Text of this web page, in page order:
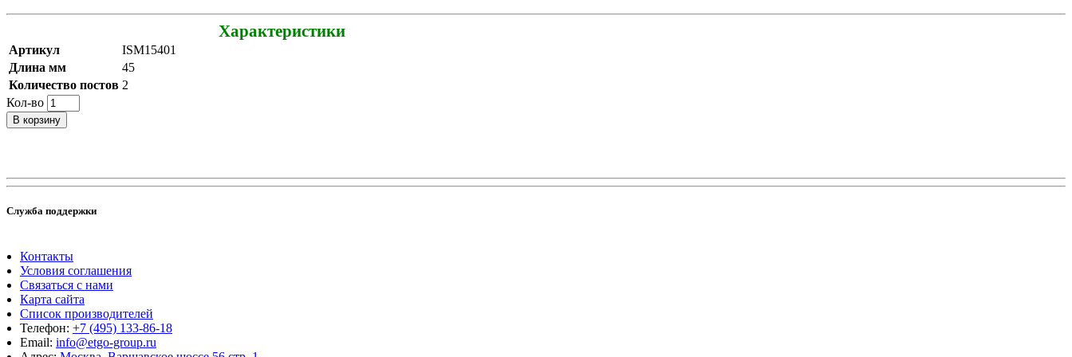
Характеристики
Артикул
ISM15401
Длина мм
45
Количество постов 2
Кол-во
В корзину
Служба поддержки
Контакты
Условия соглашения
Связаться с нами
Карта сайта
Список производителей
Телефон: +7 (495) 133-86-18
Email: info@etgo-group.ru